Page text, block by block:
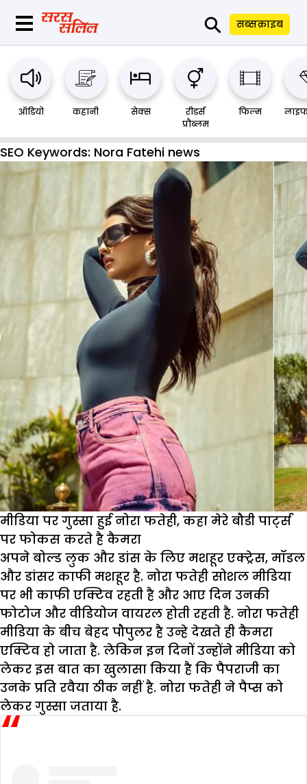
⚲ सब्सक्राइब
ऑडियो कहानी सेक्स
रीडर्स
प्रौब्लम
फिल्म
SEO Keywords: Nora Fatehi news
मीडिया पर गुस्सा हुई नोरा फतेही, कहा मेरे बौडी पार्ट्स
पर फोकस करते है कैमरा
अपने बोल्ड लुक और डांस के लिए मशहूर एक्ट्रेस, मॉडल
और डांसर काफी मशहूर है. नोरा फतेही सोशल मीडिया
पर भी काफी एक्टिव रहती है और आए दिन उनकी
फोटोज और वीडियोज वायरल होती रहती है. नोरा फतेही
मीडिया के बीच बेहद पौपुलर है उन्हे देखते ही कैमरा
एक्टिव हो जाता है. लेकिन इन दिनों उन्होंने मीडिया को
लेकर इस बात का खुलासा किया है कि पैपराजी का
उनके प्रति रवैया ठीक नहीं है. नोरा फतेही ने पैप्स को
लेकर गुस्सा जताया है.